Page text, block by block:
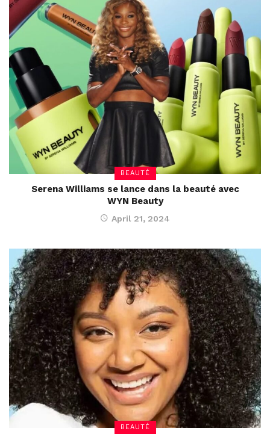
BEAUTÉ
Serena Williams se lance dans la beauté avec
WYN Beauty
April 21, 2024
BEAUTÉ